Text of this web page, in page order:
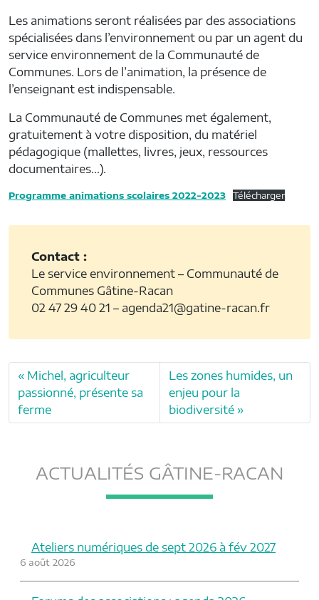
Les animations seront réalisées par des associations
spécialisées dans l’environnement ou par un agent du
service environnement de la Communauté de
Communes. Lors de l’animation, la présence de
l’enseignant est indispensable.
La Communauté de Communes met également,
gratuitement à votre disposition, du matériel
pédagogique (mallettes, livres, jeux, ressources
documentaires…).
Programme animations scolaires 2022-2023 Télécharger
Contact :
Le service environnement – Communauté de
Communes Gâtine-Racan
02 47 29 40 21 – agenda21@gatine-racan.fr
Michel, agriculteur
passionné, présente sa
ferme
Les zones humides, un
enjeu pour la
biodiversité
ACTUALITÉS GÂTINE-RACAN
Ateliers numériques de sept 2026 à fév 2027
6 août 2026